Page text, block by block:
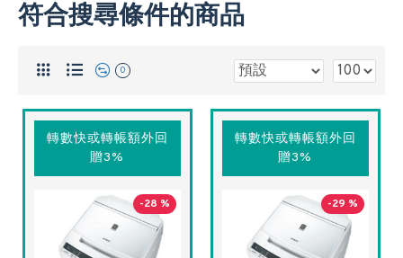
符合搜尋條件的商品
0
轉數快或轉帳額外回
贈3%
-28 %
轉數快或轉帳額外回
贈3%
-29 %